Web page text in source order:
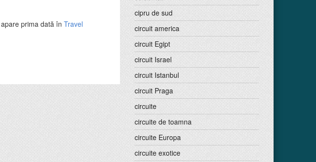
apare prima dată înTravel
cipru de sud
circuit america
circuit Egipt
circuit Israel
circuit Istanbul
circuit Praga
circuite
circuite de toamna
circuite Europa
circuite exotice